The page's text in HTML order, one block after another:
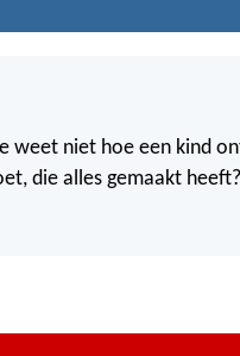
weet niet hoe een kind
die alles gemaakt heeft?